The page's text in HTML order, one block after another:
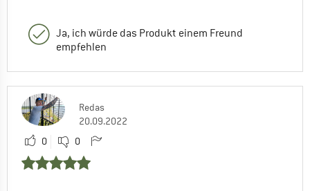
Ja, ich würde das Produkt einem Freund
empfehlen
Redas
20.09.2022
0
0